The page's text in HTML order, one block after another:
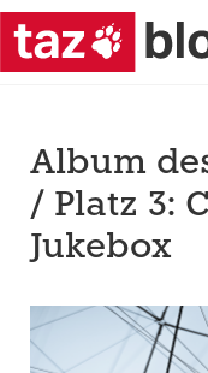
Album
/ Platz 3:
Jukebox